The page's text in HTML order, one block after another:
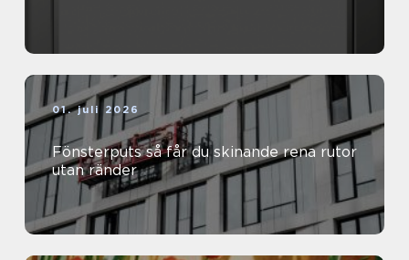
01. juli 2026
Fönsterputs så får du skinande rena rutor
utan ränder